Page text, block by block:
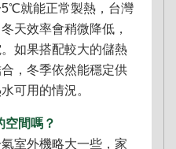
就能正常製熱，台灣
天效率會稍微降低，
如果搭配較大的儲熱
，冬季依然能穩定供
可用的情況。
空間嗎？
室外機略大一些，家